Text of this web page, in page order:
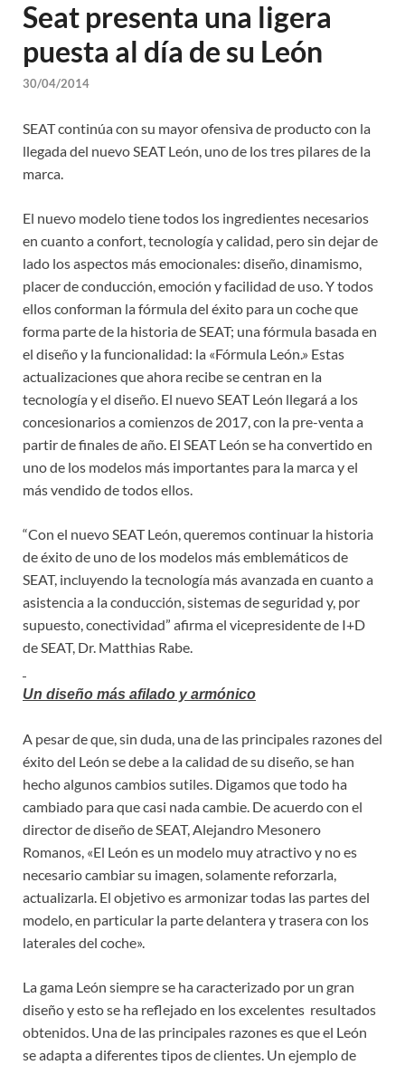
Seat presenta una ligera
puesta al día de su León
30/04/2014
SEAT continúa con su mayor ofensiva de producto con la
llegada del nuevo SEAT León, uno de los tres pilares de la
marca.
El nuevo modelo tiene todos los ingredientes necesarios
en cuanto a confort, tecnología y calidad, pero sin dejar de
lado los aspectos más emocionales: diseño, dinamismo,
placer de conducción, emoción y facilidad de uso. Y todos
ellos conforman la fórmula del éxito para un coche que
forma parte de la historia de SEAT; una fórmula basada en
el diseño y la funcionalidad: la «Fórmula León.» Estas
actualizaciones que ahora recibe se centran en la
tecnología y el diseño. El nuevo SEAT León llegará a los
concesionarios a comienzos de 2017, con la pre-venta a
partir de finales de año. El SEAT León se ha convertido en
uno de los modelos más importantes para la marca y el
más vendido de todos ellos.
“Con el nuevo SEAT León, queremos continuar la historia
de éxito de uno de los modelos más emblemáticos de
SEAT, incluyendo la tecnología más avanzada en cuanto a
asistencia a la conducción, sistemas de seguridad y, por
supuesto, conectividad” afirma el vicepresidente de I+D
de SEAT, Dr. Matthias Rabe.
Un diseño más afilado y armónico
A pesar de que, sin duda, una de las principales razones del
éxito del León se debe a la calidad de su diseño, se han
hecho algunos cambios sutiles. Digamos que todo ha
cambiado para que casi nada cambie. De acuerdo con el
director de diseño de SEAT, Alejandro Mesonero
Romanos, «El León es un modelo muy atractivo y no es
necesario cambiar su imagen, solamente reforzarla,
actualizarla. El objetivo es armonizar todas las partes del
modelo, en particular la parte delantera y trasera con los
laterales del coche».
La gama León siempre se ha caracterizado por un gran
diseño y esto se ha reflejado en los excelentes resultados
obtenidos. Una de las principales razones es que el León
se adapta a diferentes tipos de clientes. Un ejemplo de